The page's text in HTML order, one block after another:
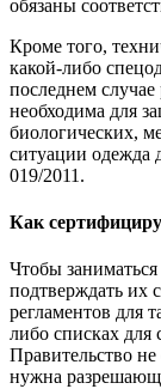
обязаны
Кроме того,
какой-либо
последнем
необходима для
биологических,
ситуации одежда
019/2011.
Как
Чтобы
подтверждать их
регламентов для
либо списках для
Правительство не
нужна